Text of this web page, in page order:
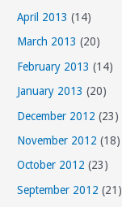
April 2013 (14)
March 2013 (20)
February 2013 (14)
January 2013 (20)
December 2012 (23)
November 2012 (18)
October 2012 (23)
September 2012 (21)